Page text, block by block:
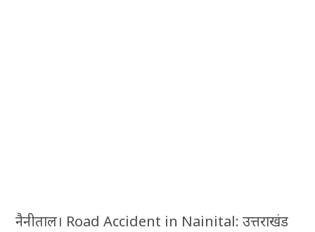
नैनीताल। Road Accident in Nainital: उत्तराखंड